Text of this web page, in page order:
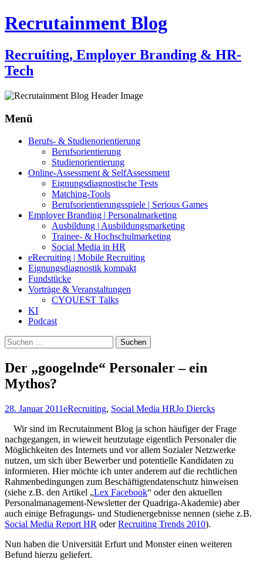
Recrutainment Blog
Recruiting, Employer Branding & HR-
Tech
Menü
Zum
Berufs- & Studienorientierung
Berufsorientierung
Studienorientierung
Online-Assessment & SelfAssessment
Eignungsdiagnostische Tests
Matching-Tools
Berufsorientierungsspiele | Serious Games
Employer Branding | Personalmarketing
Ausbildung | Ausbildungsmarketing
Trainee- & Hochschulmarketing
Social Media in HR
eRecruiting | Mobile Recruiting
Eignungsdiagnostik kompakt
Fundstücke
Vorträge & Veranstaltungen
CYQUEST Talks
KI
Podcast
Suchen
nach:
Der „googelnde“ Personaler – ein
Mythos?
28. Januar 2011eRecruiting, Social Media HRJo Diercks
Wir sind im Recrutainment Blog ja schon häufiger der Frage
nachgegangen, in wieweit heutzutage eigentlich Personaler die
Möglichkeiten des Internets und vor allem Sozialer Netzwerke
nutzen, um sich über Bewerber und potentielle Kandidaten zu
informieren. Hier möchte ich unter anderem auf die rechtlichen
Rahmenbedingungen zum Beschäftigtendatenschutz hinweisen
(siehe z.B. den Artikel „Lex Facebook“ oder den aktuellen
Personalmanagement-Newsletter der Quadriga-Akademie) aber
auch einige Befragungs- und Studienergebnisse nennen (siehe z.B.
Social Media Report HR oderRecruiting Trends 2010).
Nun haben die Universität Erfurt und Monster einen weiteren
Befund hierzu geliefert.